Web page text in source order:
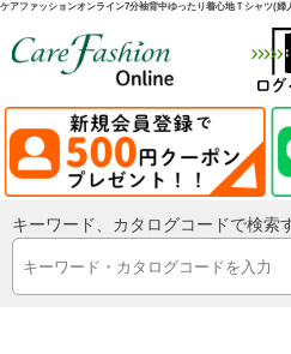
ケアファッションオンライン7分袖背中ゆったり着心地Ｔシャツ(
キーワード、カタログコードで検索